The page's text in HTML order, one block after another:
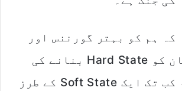
کہ ہم کو بہتر گورننس اور
مملکت پاکستان کو Hard State بنانے کی
ضرورت ہے، ہم کب تک ایک Soft State کے طرز